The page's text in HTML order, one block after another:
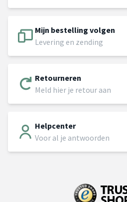
Mijn bestelling volgen
Levering en zending
Retourneren
Meld hier je retour aan
Helpcenter
Voor al je antwoorden